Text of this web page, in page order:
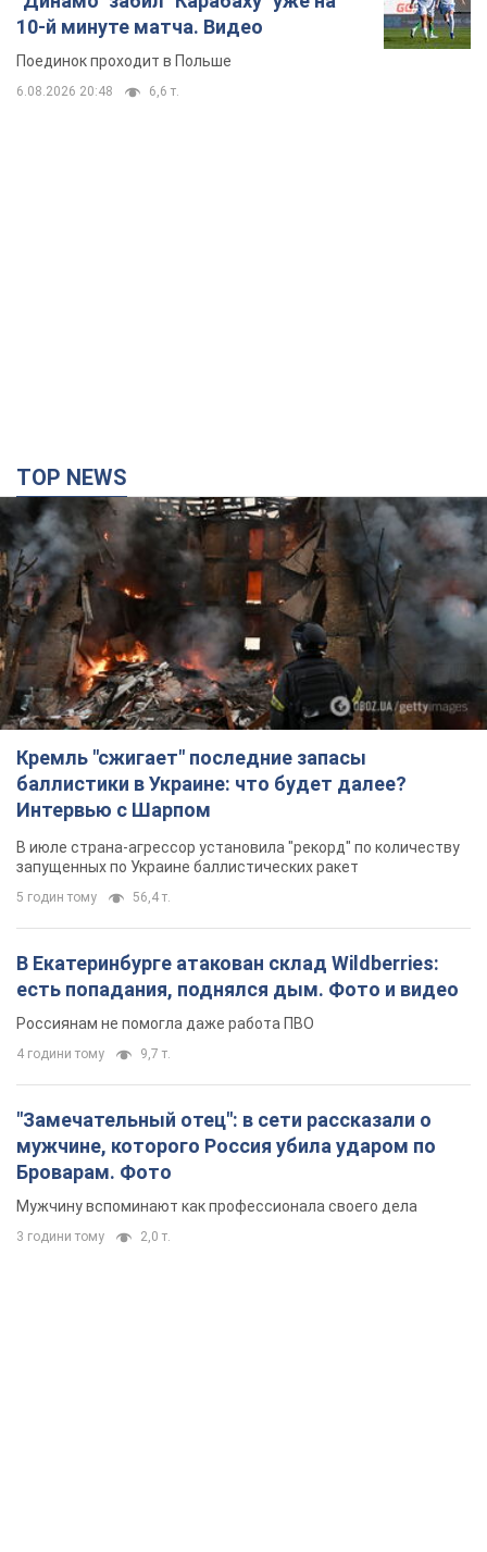
10-й минуте матча. Видео
Поединок проходит в Польше
6.08.2026 20:48 6,6 т.
TOP NEWS
Кремль "сжигает" последние запасы
баллистики в Украине: что будет далее?
Интервью с Шарпом
В июле страна-агрессор установила "рекорд" по количеству
запущенных по Украине баллистических ракет
5 годин тому 56,4 т.
В Екатеринбурге атакован склад Wildberries:
есть попадания, поднялся дым. Фото и видео
Россиянам не помогла даже работа ПВО
4 години тому 9,7 т.
"Замечательный отец": в сети рассказали о
мужчине, которого Россия убила ударом по
Броварам. Фото
Мужчину вспоминают как профессионала своего дела
3 години тому 2,0 т.